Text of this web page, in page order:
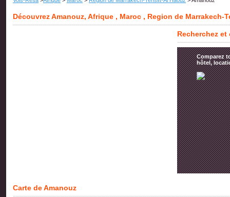
Découvrez Amanouz, Afrique , Maroc , Region de Marrakech-
Recherchez
Comparez
hôtel,
Carte de Amanouz